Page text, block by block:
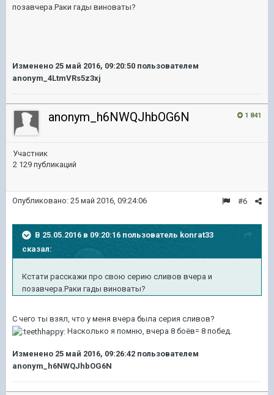
позавчера.Раки гады виноваты?
Изменено 25 май 2016, 09:20:50 пользователем
anonym_4LtmVRs5z3xj
1 841
anonym_h6NWQJhbOG6N
Участник
2 129 публикаций
#6
Опубликовано: 25 май 2016, 09:24:06
В 25.05.2016 в 09:20:16 пользователь konrat33
сказал:
Кстати расскажи про свою серию сливов вчера и
позавчера.Раки гады виноваты?
С чего ты взял, что у меня вчера была серия сливов?
Насколько я помню, вчера 8 боёв= 8 побед.
Изменено 25 май 2016, 09:26:42 пользователем
anonym_h6NWQJhbOG6N